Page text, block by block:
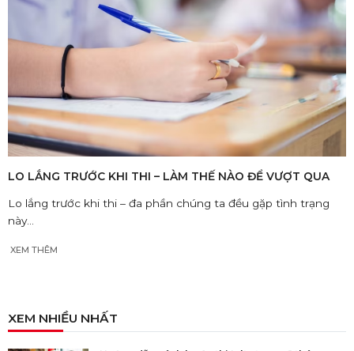
LO LẮNG TRƯỚC KHI THI – LÀM THẾ NÀO ĐỂ VƯỢT QUA
Lo lắng trước khi thi – đa phần chúng ta đều gặp tình trạng
này...
XEM THÊM
XEM NHIỀU NHẤT